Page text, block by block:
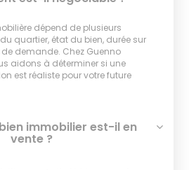
dépend de plusieurs
quartier, état du bien, durée sur
demande. Chez Guenno
aidons à déterminer si une
est réaliste pour votre future
immobilier est-il en
vente ?